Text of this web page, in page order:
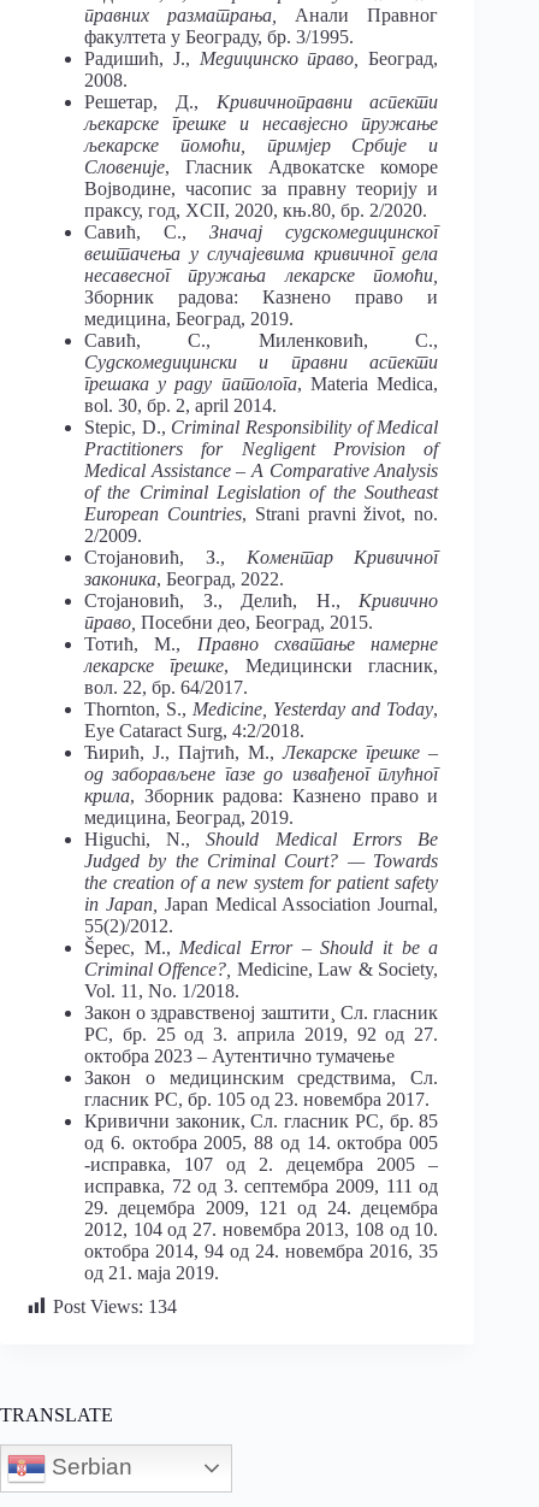
правних разматрања,
Анали Правног
факултета у Београду, бр. 3/1995.
Радишић, Ј., Медицинско право,
Београд,
2008.
Решетар, Д., Кривичноправни аспекти
љекарске грешке и несавјесно пружање
љекарске помоћи, примјер Србије и
Словеније, Гласник Адвокатске коморе
Војводине, часопис за правну теорију и
праксу, год, XCII, 2020, књ.80, бр. 2/2020.
Савић, С.,Значај судскомедицинског
вештачења у случајевима кривичног дела
несавесног пружања лекарске помоћи,
Зборник радова: Казнено право и
медицина, Београд, 2019.
Савић, С., Миленковић, С.,
Судскомедицински и правни аспекти
грешака у раду патолога, Materia Medica,
вol. 30, бр. 2, april 2014.
Stepic, D., Criminal Responsibility of Medical
Practitioners for Negligent Provision of
Medical Assistance – A Comparative Analysis
of the Criminal Legislation of the Southeast
European Countries, Strani pravni život, no.
2/2009.
Стојановић, З., Коментар Кривичног
законика, Београд, 2022.
Стојановић, З., Делић, Н., Кривично
право, Посебни део, Београд, 2015.
Тотић, М., Правно схватање намерне
лекарске грешке, Медицински гласник,
вол. 22, бр. 64/2017.
Thornton, S., Medicine, Yesterday and Today,
Eye Cataract Surg, 4:2/2018.
Ћирић, Ј., Пајтић, М.,Лекарске грешке –
од заборављене газе до извађеног плућног
крила, Зборник радова: Казнено право и
медицина, Београд, 2019.
Higuchi, N., Should Medical Errors Be
Judged by the Criminal Court? — Towards
the creation of a new system for patient safety
in Japan, Japan Medical Association Journal,
55(2)/2012.
Šepec, M., Medical Error – Should it be a
Criminal Offence?, Medicine, Law & Society,
Vol. 11, No. 1/2018.
Закон о здравственој заштити¸ Сл. гласник
РС, бр. 25 од 3. априла 2019, 92 од 27.
октобра 2023 – Аутентично тумачење
Закон о медицинским средствима, Сл.
гласник РС, бр. 105 од 23. новембра 2017.
Кривични законик, Сл. гласник РС, бр. 85
од 6. октобра 2005, 88 од 14. октобра 005
-исправка, 107 од 2. децембра 2005 –
исправка, 72 од 3. септембра 2009, 111 од
29. децембра 2009, 121 од 24. децембра
2012, 104 од 27. новембра 2013, 108 од 10.
октобра 2014, 94 од 24. новембра 2016, 35
од 21. маја 2019.
Post Views: 134
TRANSLATE
Serbian